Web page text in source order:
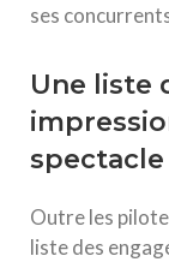
ses
Une liste
Outre les
liste des